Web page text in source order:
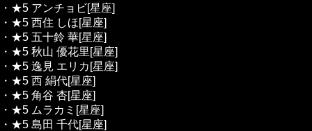
・★5 アンチョビ[星座]
・★5 西住 しほ[星座]
・★5 五十鈴 華[星座]
・★5 秋山 優花里[星座]
・★5 逸見 エリカ[星座]
・★5 西 絹代[星座]
・★5 角谷 杏[星座]
・★5 ムラカミ[星座]
・★5 島田 千代[星座]